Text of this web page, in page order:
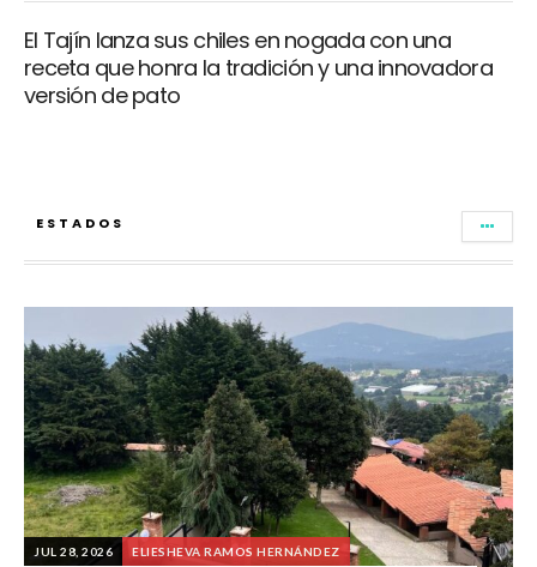
El Tajín lanza sus chiles en nogada con una
receta que honra la tradición y una innovadora
versión de pato
ESTADOS
JUL 28, 2026 ELIESHEVA RAMOS HERNÁNDEZ